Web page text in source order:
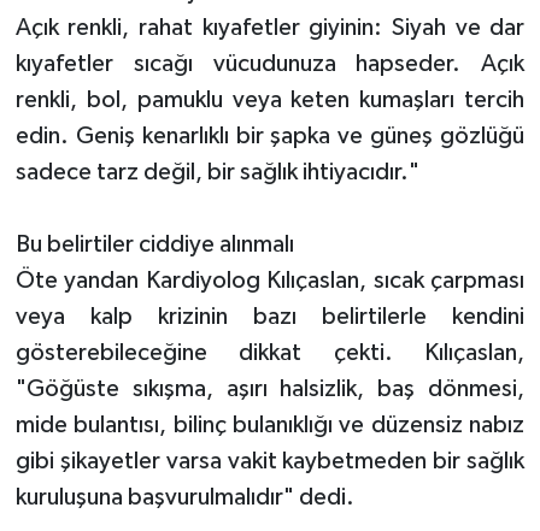
Açık renkli, rahat kıyafetler giyinin: Siyah ve dar
kıyafetler sıcağı vücudunuza hapseder. Açık
renkli, bol, pamuklu veya keten kumaşları tercih
edin. Geniş kenarlıklı bir şapka ve güneş gözlüğü
sadece tarz değil, bir sağlık ihtiyacıdır."
Bu belirtiler ciddiye alınmalı
Öte yandan Kardiyolog Kılıçaslan, sıcak çarpması
veya kalp krizinin bazı belirtilerle kendini
gösterebileceğine dikkat çekti. Kılıçaslan,
"Göğüste sıkışma, aşırı halsizlik, baş dönmesi,
mide bulantısı, bilinç bulanıklığı ve düzensiz nabız
gibi şikayetler varsa vakit kaybetmeden bir sağlık
kuruluşuna başvurulmalıdır" dedi.